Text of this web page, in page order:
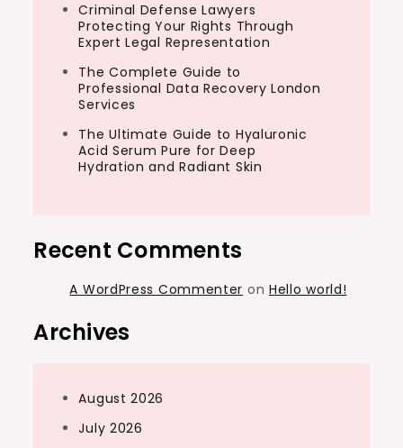
Criminal Defense Lawyers
Protecting Your Rights Through
Expert Legal Representation
The Complete Guide to
Professional Data Recovery London
Services
The Ultimate Guide to Hyaluronic
Acid Serum Pure for Deep
Hydration and Radiant Skin
Recent Comments
A WordPress Commenter on Hello world!
Archives
August 2026
July 2026